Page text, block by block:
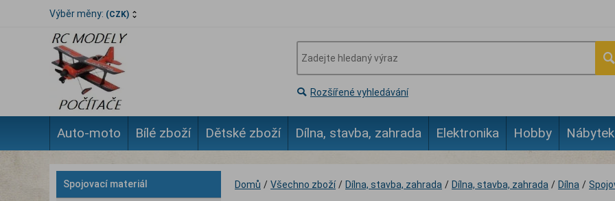
Výběr měny: (CZK)
Rozšířené vyhledávání
Auto-moto Bílé zboží Dětské zboží Dílna, stavba, zahrada Elektronika Hobby Nábytek
Spojovací materiál Domů / Všechno zboží / Dílna, stavba, zahrada / Dílna, stavba, zahrada / Dílna /